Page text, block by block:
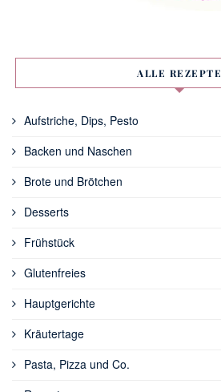
ALLE REZEPTE
Aufstriche, Dips, Pesto
Backen und Naschen
Brote und Brötchen
Desserts
Frühstück
Glutenfreies
Hauptgerichte
Kräutertage
Pasta, Pizza und Co.